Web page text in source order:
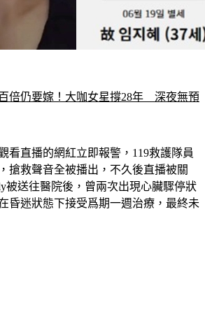
倍仍要嫁！大咖女星撐28年　深夜無預
看直播的網紅立即報警，119救護隊員
搶救聲音全被播出，不久後直播被關
被送往醫院後，曾兩次出現心臟驟停狀
昏迷狀態下接受爲期一週治療，最終未